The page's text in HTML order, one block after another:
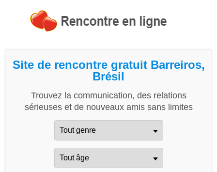
Site de rencontre gratuit Barreiros,
Brésil
Trouvez la communication, des relations
sérieuses et de nouveaux amis sans limites